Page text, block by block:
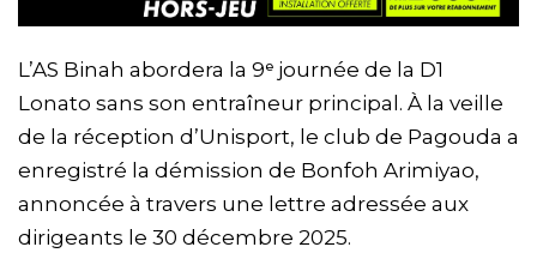
L’AS Binah abordera la 9ᵉ journée de la D1
Lonato sans son entraîneur principal. À la veille
de la réception d’Unisport, le club de Pagouda a
enregistré la démission de Bonfoh Arimiyao,
annoncée à travers une lettre adressée aux
dirigeants le 30 décembre 2025.